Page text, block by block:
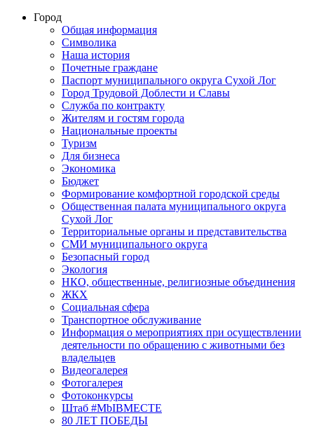
Город
Общая информация
Символика
Наша история
Почетные граждане
Паспорт муниципального округа Сухой Лог
Город Трудовой Доблести и Славы
Служба по контракту
Жителям и гостям города
Национальные проекты
Туризм
Для бизнеса
Экономика
Бюджет
Формирование комфортной городской среды
Общественная палата муниципального округа
Сухой Лог
Территориальные органы и представительства
СМИ муниципального округа
Безопасный город
Экология
НКО, общественные, религиозные объединения
ЖКХ
Социальная сфера
Транспортное обслуживание
Информация о мероприятиях при осуществлении
деятельности по обращению с животными без
владельцев
Видеогалерея
Фотогалерея
Фотоконкурсы
Штаб #MbIBMECTE
80 ЛЕТ ПОБЕДЫ